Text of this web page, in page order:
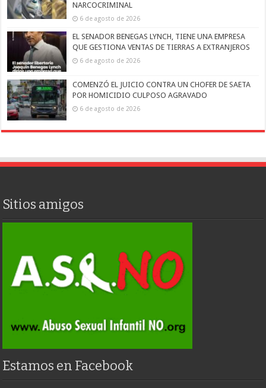
NARCOCRIMINAL
6 de agosto de 2026
EL SENADOR BENEGAS LYNCH, TIENE UNA EMPRESA
QUE GESTIONA VENTAS DE TIERRAS A EXTRANJEROS
6 de agosto de 2026
COMENZÓ EL JUICIO CONTRA UN CHOFER DE SAETA
POR HOMICIDIO CULPOSO AGRAVADO
6 de agosto de 2026
Sitios amigos
Estamos en Facebook